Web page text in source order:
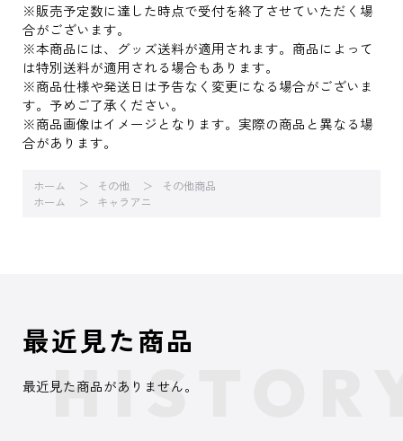
※販売予定数に達した時点で受付を終了させていただく場
合がございます。
※本商品には、グッズ送料が適用されます。商品によって
は特別送料が適用される場合もあります。
※商品仕様や発送日は予告なく変更になる場合がございま
す。予めご了承ください。
※商品画像はイメージとなります。実際の商品と異なる場
合があります。
ホーム その他
その他商品
ホーム
キャラアニ
最近見た商品
最近見た商品がありません。